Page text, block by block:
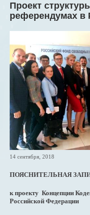
Проект
референдумах в
14 сентября, 2018
ПОЯСНИТЕЛЬНАЯ
к проекту Концепции
Российской Федерации